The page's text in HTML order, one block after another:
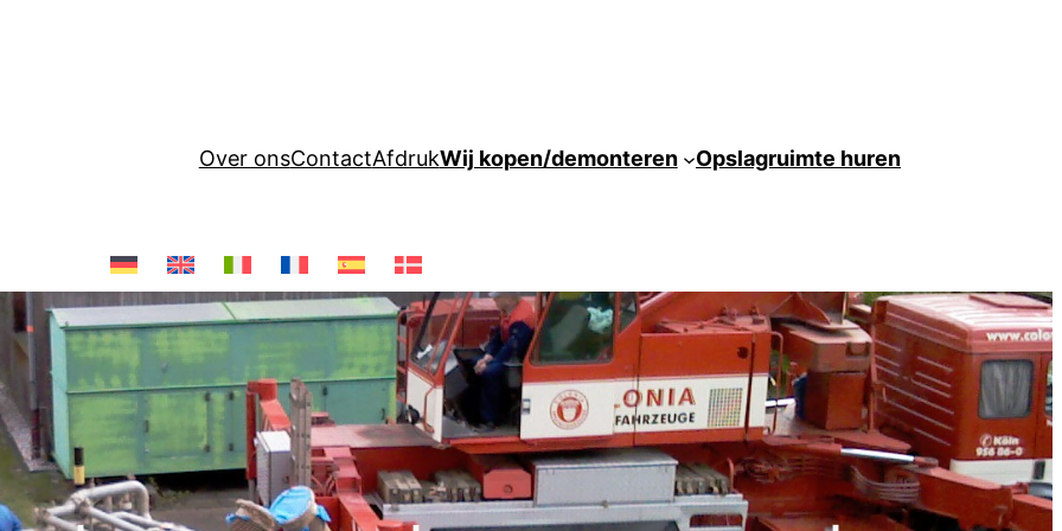
Over onsContactAfdrukWij kopen/demonteren Opslagruimte huren